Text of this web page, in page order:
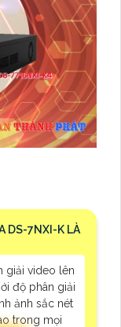
DS-7NXI-K LÀ
giải video lên
độ phân giải
ảnh sắc nét
trong mọi